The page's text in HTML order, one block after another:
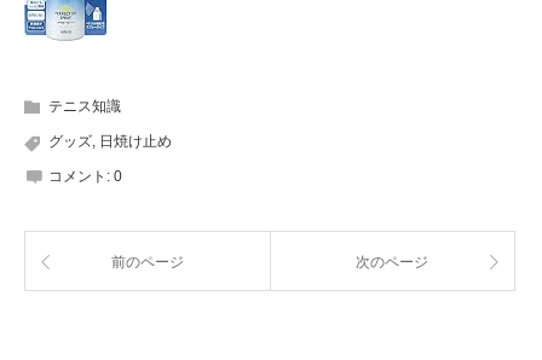
テニス知識
グッズ, 日焼け止め
コメント: 0
前のページ 次のページ